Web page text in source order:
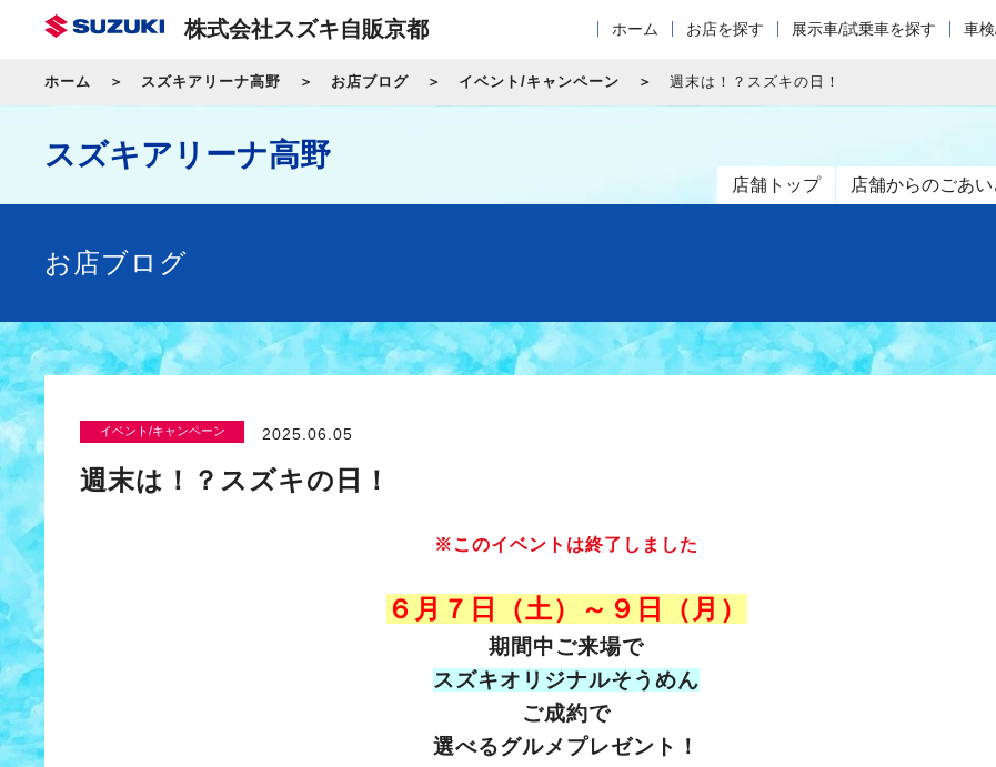
株式会社スズキ自販京都 ホーム お店を探す 展示車/試乗車を探す 車
ホーム スズキアリーナ高野 お店ブログ イベント/キャンペーン 週末は！？スズキの日！
スズキアリーナ高野
店舗トップ 店舗からのごあい
お店ブログ
イベント/キャンペーン 2025.06.05
週末は！？スズキの日！
※このイベントは終了しました
６月７日（土）～９日（月）
期間中ご来場で
スズキオリジナルそうめん
ご成約で
選べるグルメプレゼント！